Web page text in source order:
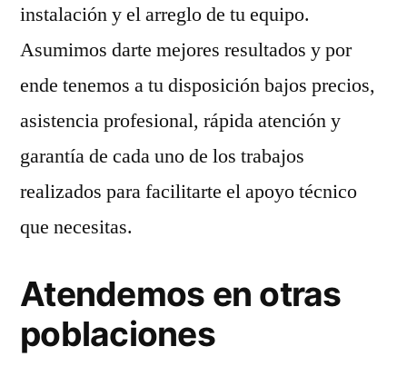
instalación y el arreglo de tu equipo.
Asumimos darte mejores resultados y por
ende tenemos a tu disposición bajos precios,
asistencia profesional, rápida atención y
garantía de cada uno de los trabajos
realizados para facilitarte el apoyo técnico
que necesitas.
Atendemos en otras
poblaciones